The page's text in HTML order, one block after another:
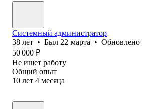
Системный администратор
38 лет • Был 22 марта • Обновлено
50 000 ₽
Не ищет работу
Общий опыт
10 лет 4 месяца